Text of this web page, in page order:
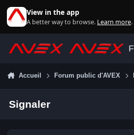
View in the app
A better way to browse. Learn more.
Accueil Forum public d'AVEX
Signaler